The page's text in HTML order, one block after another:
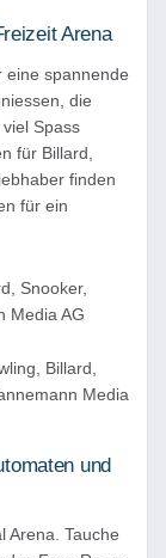
Arena
eine spannende
die
Spass
für Billard,
finden
für ein
Billard,
Media
und
Arena. Tauche